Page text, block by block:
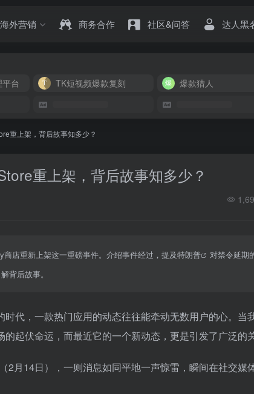
海外营销 商务合作 社区&问答 达人黑
台 TK短视频爆款复刻 爆款猎人
重上架，背后故事知多少？
重上架，背后故事知多少？
商店重新上架这一重磅事件。介绍事件经过，提及特朗普
对禁令延期
背后故事。
代，一款热门应用的动态往往能牵动无数用户的心。当
起伏命运，而最近它的一个新动态，更是引发了广泛的
2月14日），一则消息如同平地一声惊雷，瞬间在社交媒